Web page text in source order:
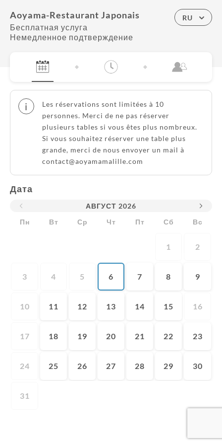
Aoyama-Restaurant Japonais
Бесплатная услуга
Немедленное подтверждение
RU
i
Les réservations sont limitées à 10
personnes. Merci de ne pas réserver
plusieurs tables si vous êtes plus nombreux.
Si vous souhaitez réserver une table plus
grande, merci de nous envoyer un mail à
contact@aoyamamalille.com
Дата
АВГУСТ 2026
Пн
Вт Ср Чт Пт Сб Вс
1 2
3 4 5 6 7 8 9
10 11 12 13 14 15 16
17 18 19 20 21 22 23
24 25 26 27 28 29 30
31